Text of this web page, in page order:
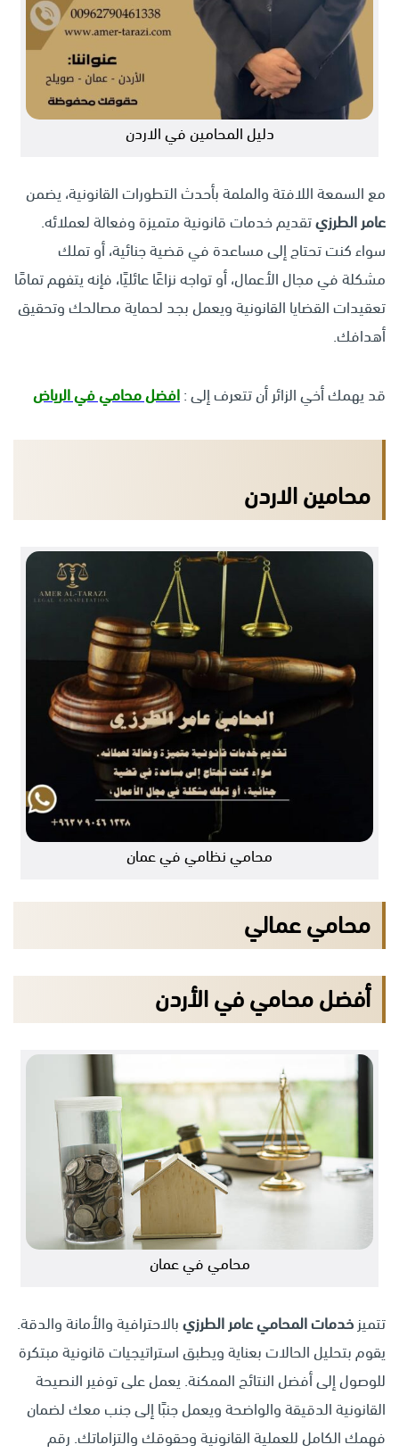
دليل المحامين في الاردن
مع السمعة اللافتة والملمة بأحدث التطورات القانونية، يضمن
عامر الطرزيتقديم خدمات قانونية متميزة وفعالة لعملائه.
سواء كنت تحتاج إلى مساعدة في قضية جنائية، أو تملك
مشكلة في مجال الأعمال، أو تواجه نزاعًا عائليًا، فإنه يتفهم تمامًا
تعقيدات القضايا القانونية ويعمل بجد لحماية مصالحك وتحقيق
أهدافك.
قد يهمك أخي الزائر أن تتعرف إلى :افضل محامي في الرياض
محامين الاردن
محامي نظامي في عمان
محامي عمالي
أفضل محامي في الأردن
محامي في عمان
تتميز خدمات المحامي عامر الطرزيبالاحترافية والأمانة والدقة.
يقوم بتحليل الحالات بعناية ويطبق استراتيجيات قانونية مبتكرة
للوصول إلى أفضل النتائج الممكنة. يعمل على توفير النصيحة
القانونية الدقيقة والواضحة ويعمل جنبًا إلى جنب معك لضمان
فهمك الكامل للعملية القانونية وحقوقك والتزاماتك. رقم